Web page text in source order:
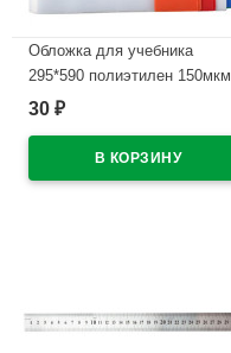
Обложка для учебника
295*590 полиэтилен 150мкм
универсальная М арт У 295
30 ₽